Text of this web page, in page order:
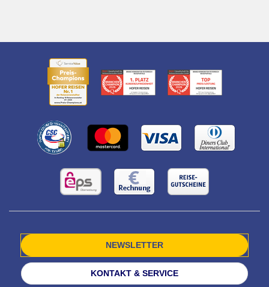
NEWSLETTER
KONTAKT & SERVICE